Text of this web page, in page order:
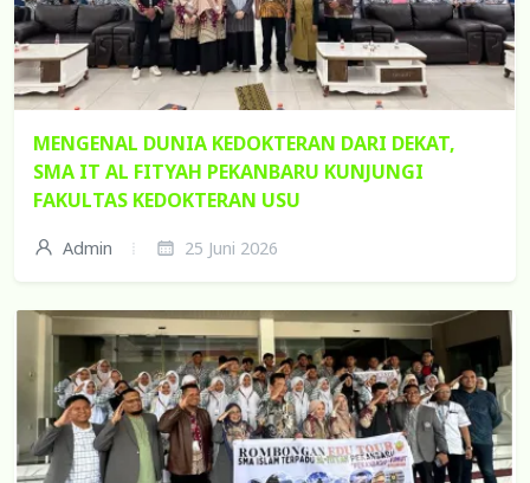
MENGENAL DUNIA KEDOKTERAN DARI DEKAT,
SMA IT AL FITYAH PEKANBARU KUNJUNGI
FAKULTAS KEDOKTERAN USU
Admin 25 Juni 2026